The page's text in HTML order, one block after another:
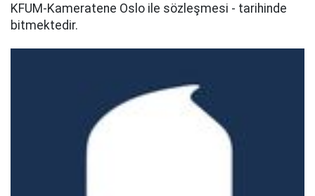
KFUM-Kameratene Oslo ile sözleşmesi - tarihinde
bitmektedir.